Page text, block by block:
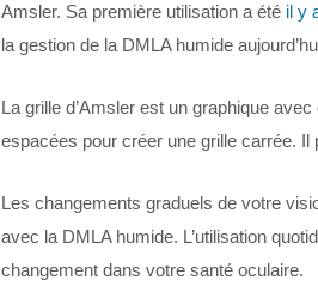
Amsler. Sa première utilisation a été il y
la gestion de la DMLA humide
La grille d’Amsler est un graphique
espacées pour créer une grille carrée. Il
Les changements graduels de votre
avec la DMLA humide. L’utilisation
changement dans votre santé oculaire.